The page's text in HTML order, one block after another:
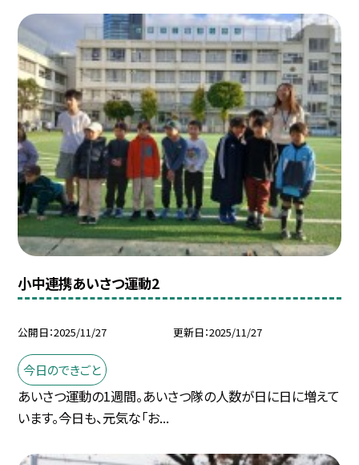
小中連携あいさつ運動2
公開日 2025/11/27 更新日 2025/11/27
今日のできごと
あいさつ運動の1週間。あいさつ隊の人数が日に日に増えて
います。今日も、元気な「お...